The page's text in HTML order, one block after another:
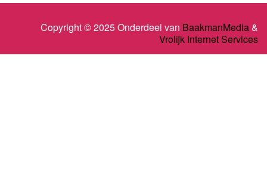
Copyright © 2025 Onderdeel van BaakmanMedia&
Vrolijk Internet Services